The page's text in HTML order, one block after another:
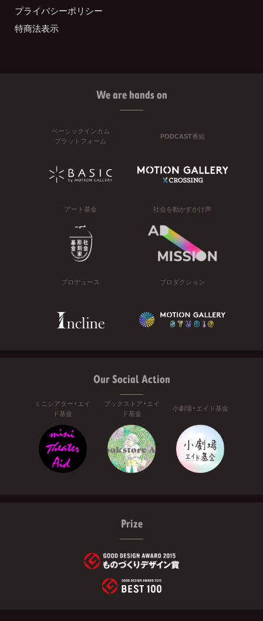
プライバシーポリシー
特商法表示
We are hands on
ベーシックインカム
プラットフォーム
PODCAST番組
アート基金 社会を動かすかけ声
プロデュース プロダクション
Our Social Action
ミニシアター・エイ
ド基金
ブックストア・エイ
ド基金
小劇場・エイド基金
Prize